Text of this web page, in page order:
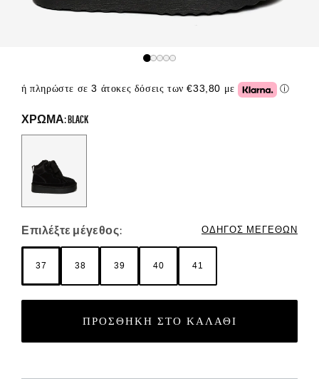
ή πληρώστε σε 3 άτοκες δόσεις των €33,80 με
ⓘ
ΧΡΏΜΑ: BLACK
Επιλέξτε μέγεθος: ΟΔΗΓΌΣ ΜΕΓΕΘΏΝ
37 38 39 40 41
ΠΡΟΣΘΉΚΗ ΣΤΟ ΚΑΛΆΘΙ